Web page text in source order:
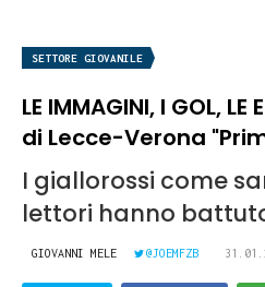
SETTORE GIOVANILE
LE IMMAGINI, I GOL,
di Lecce-Verona
I giallorossi come
lettori hanno
GIOVANNI MELE @JOEMFZB